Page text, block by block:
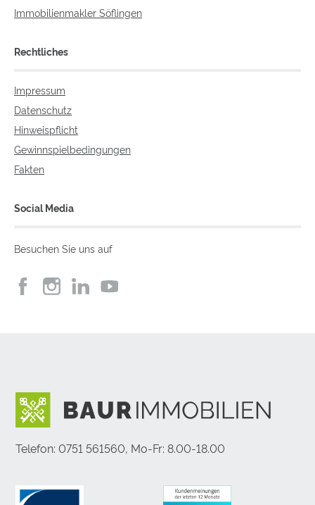
Immobilienmakler Söflingen
Rechtliches
Impressum
Datenschutz
Hinweispflicht
Gewinnspielbedingungen
Fakten
Social Media
Besuchen Sie uns auf
Telefon: 0751 561560, Mo-Fr: 8.00-18.00